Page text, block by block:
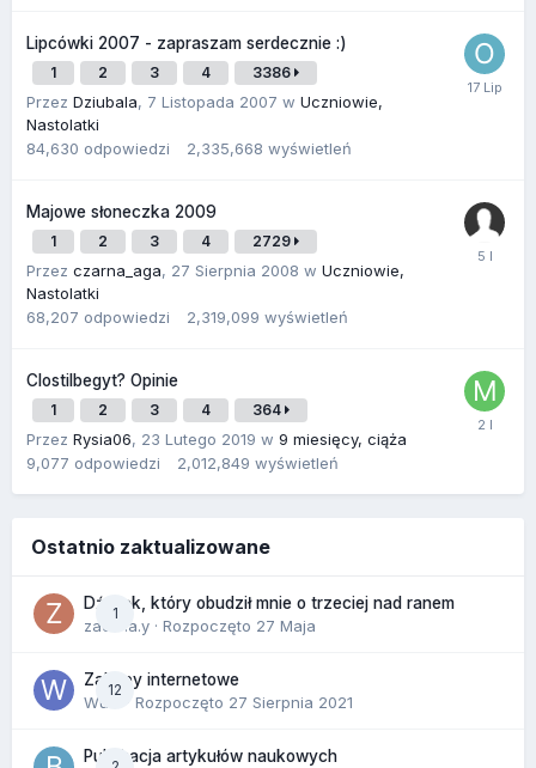
Lipcówki 2007 - zapraszam serdecznie :)
1 2 3 4 3386
Przez Dziubala, 7 Listopada 2007 w Uczniowie,
Nastolatki
84,630 odpowiedzi 2,335,668 wyświetleń
Majowe słoneczka 2009
1 2 3 4 2729
Przez czarna_aga, 27 Sierpnia 2008 w Uczniowie,
Nastolatki
68,207 odpowiedzi 2,319,099 wyświetleń
Clostilbegyt? Opinie
1 2 3 4 364
Przez Rysia06, 23 Lutego 2019 w 9 miesięcy, ciąża
9,077 odpowiedzi 2,012,849 wyświetleń
Ostatnio zaktualizowane
1
Dźwięk, który obudził mnie o trzeciej nad ranem
zackr.a.y · Rozpoczęto 27 Maja
12
Zakupy internetowe
Wula
· Rozpoczęto 27 Sierpnia 2021
Publikacja artykułów naukowych